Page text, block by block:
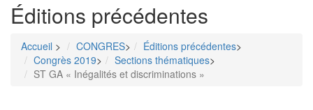
Éditions précédentes
Accueil > CONGRES> Éditions précédentes>
Congrès 2019> Sections thématiques>
ST GA « Inégalités et discriminations »